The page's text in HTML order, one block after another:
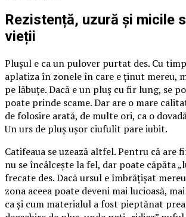
Rezistență, uzură și micile
vieții
Plușul e ca un pulover purtat des. Cu
aplatiza în zonele în care e ținut mereu,
pe lăbuțe. Dacă e un pluș cu fir lung, se
poate prinde scame. Dar are o mare
de folosire arată, de multe ori, ca o
Un urs de pluș ușor ciufulit pare iubit.
Catifeaua se uzează altfel. Pentru că are
nu se încâlcește la fel, dar poate căpăta
frecate des. Dacă ursul e îmbrățișat
zona aceea poate deveni mai lucioasă,
ca și cum materialul a fost pieptănat